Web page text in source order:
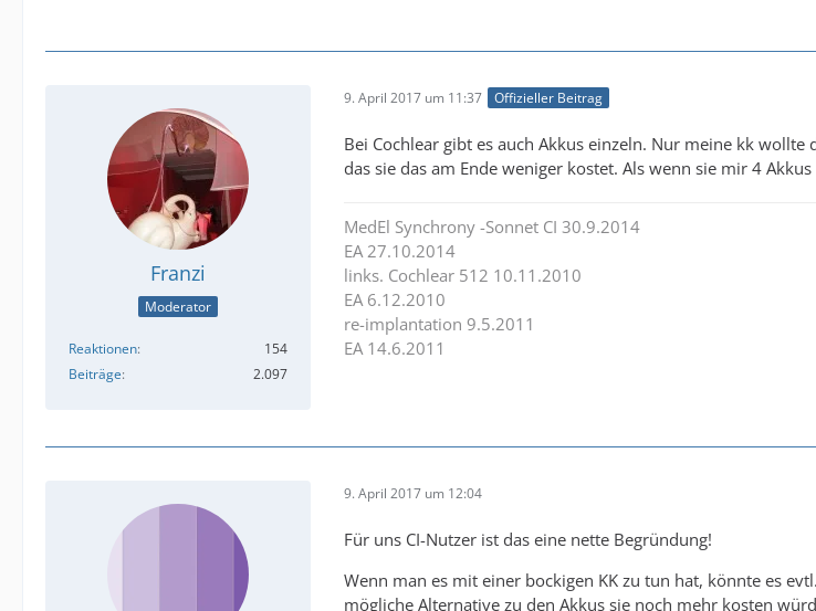
Franzi
Moderator
Reaktionen
154
Beiträge
2.097
9. April 2017 um 11:37 Offizieller Beitrag
Bei Cochlear gibt es auch Akkus einzeln. Nur meine kk
das sie das am Ende weniger kostet. Als wenn sie mir 4
MedEl Synchrony -Sonnet CI 30.9.2014
EA 27.10.2014
links. Cochlear 512 10.11.2010
EA 6.12.2010
re-implantation 9.5.2011
EA 14.6.2011
9. April 2017 um 12:04
Für uns CI-Nutzer ist das eine nette Begründung!
Wenn man es mit einer bockigen KK zu tun hat, könnte es
mögliche Alternative zu den Akkus sie noch mehr kosten